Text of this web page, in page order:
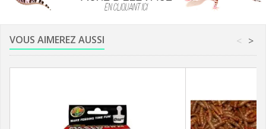
VOUS AIMEREZ AUSSI >
<